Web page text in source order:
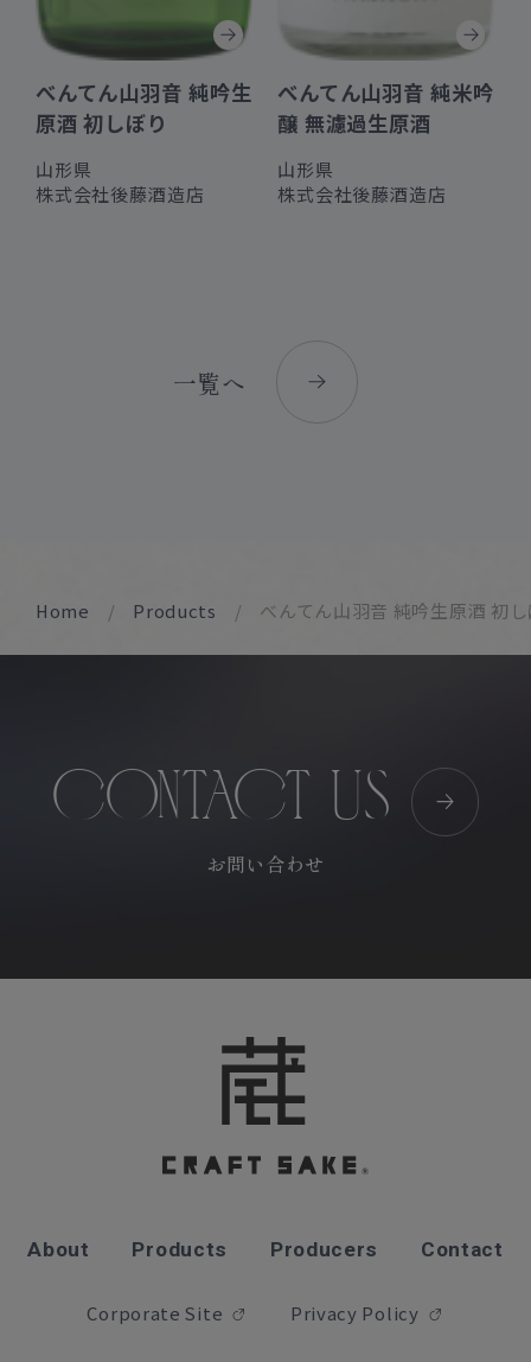
べんてん山羽音 純吟生
原酒 初しぼり
山形県
株式会社後藤酒造店
べんてん山羽音 純米吟
醸 無濾過生原酒
山形県
株式会社後藤酒造店
一覧へ
Home Products べんてん山羽音 純吟生原酒 初
CONTACT US
お問い合わせ
About Products Producers Contact
Corporate Site Privacy Policy